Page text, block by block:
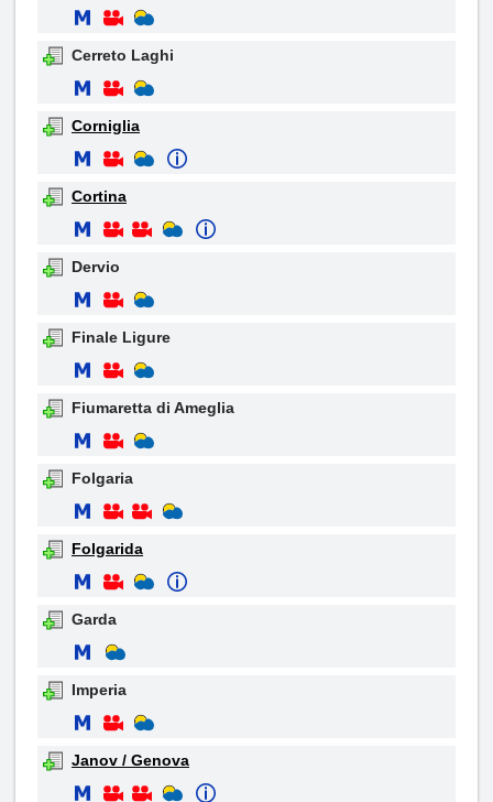
Cerreto Laghi
Corniglia
Cortina
Dervio
Finale Ligure
Fiumaretta di Ameglia
Folgaria
Folgarida
Garda
Imperia
Janov / Genova